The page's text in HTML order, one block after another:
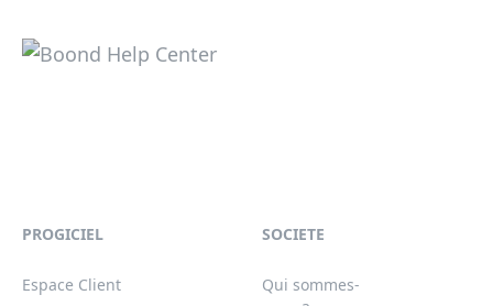
PROGICIEL
Espace Client
SOCIETE
Qui sommes-